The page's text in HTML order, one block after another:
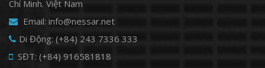
Chí Minh. Việt Nam
Email: info@nessar.net
Di Động: (+84) 243 7336 333
SĐT: (+84) 916581818